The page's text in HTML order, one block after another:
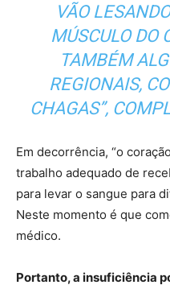
VÃO
MÚSCULO DO
TAMBÉM
REGIONAIS,
CHAGAS”,
Em decorrência, “o
trabalho adequado de
para levar o sangue para
Neste momento é que
médico.
Portanto, a insuficiência